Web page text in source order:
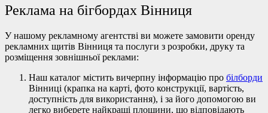
Реклама на бігбордах Вінниця
У нашому рекламному агентстві ви можете замовити оренду
рекламних щитів Вінниця та послуги з розробки, друку та
розміщення зовнішньої реклами:
Наш каталог містить вичерпну інформацію про білборди
Вінниці (крапка на карті, фото конструкції, вартість,
доступність для використання), і за його допомогою ви
легко виберете найкращі площини, що відповідають